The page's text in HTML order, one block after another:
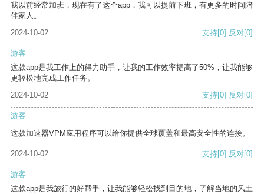
我以前经常加班，现在有了这个app，我可以提前下班，有更多的时间陪
伴家人。
2024-10-02
支持[0] 反对[0]
游客
这款app是我工作上的得力助手，让我的工作效率提高了50%，让我能够
更轻松地完成工作任务。
2024-10-02
支持[0] 反对[0]
游客
这款加速器VPM应用程序可以给你提供全球覆盖和最高安全性的连接。
2024-10-02 支持[0] 反对[0]
游客
这款app是我旅行的好帮手，让我能够轻松找到目的地，了解当地的风土